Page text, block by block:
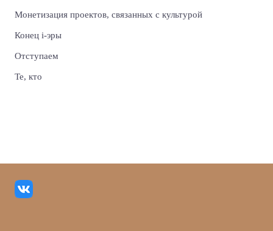
Монетизация проектов, связанных с культурой
Конец i-эры
Отступаем
Те, кто